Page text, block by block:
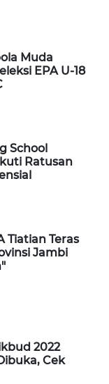
Muda
EPA U-18
School
Ratusan
Tiatian Teras
Jambi
2022
Cek